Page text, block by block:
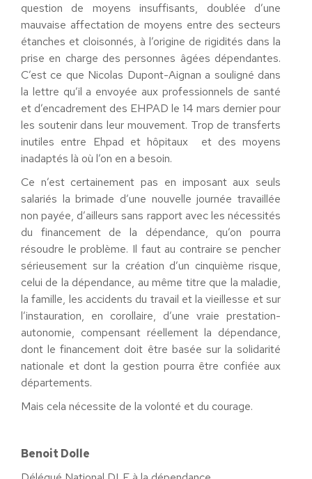
question de moyens insuffisants, doublée d’une
mauvaise affectation de moyens entre des secteurs
étanches et cloisonnés, à l’origine de rigidités dans la
prise en charge des personnes âgées dépendantes.
C’est ce que Nicolas Dupont-Aignan a souligné dans
la lettre qu’il a envoyée aux professionnels de santé
et d’encadrement des EHPAD le 14 mars dernier pour
les soutenir dans leur mouvement. Trop de transferts
inutiles entre Ehpad et hôpitaux et des moyens
inadaptés là où l’on en a besoin.
Ce n’est certainement pas en imposant aux seuls
salariés la brimade d’une nouvelle journée travaillée
non payée, d’ailleurs sans rapport avec les nécessités
du financement de la dépendance, qu’on pourra
résoudre le problème. Il faut au contraire se pencher
sérieusement sur la création d’un cinquième risque,
celui de la dépendance, au même titre que la maladie,
la famille, les accidents du travail et la vieillesse et sur
l’instauration, en corollaire, d’une vraie prestation-
autonomie, compensant réellement la dépendance,
dont le financement doit être basée sur la solidarité
nationale et dont la gestion pourra être confiée aux
départements.
Mais cela nécessite de la volonté et du courage.
Benoit Dolle